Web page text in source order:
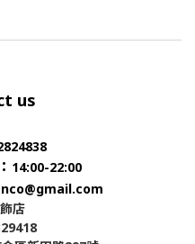
us
： 14:00-22:00
店